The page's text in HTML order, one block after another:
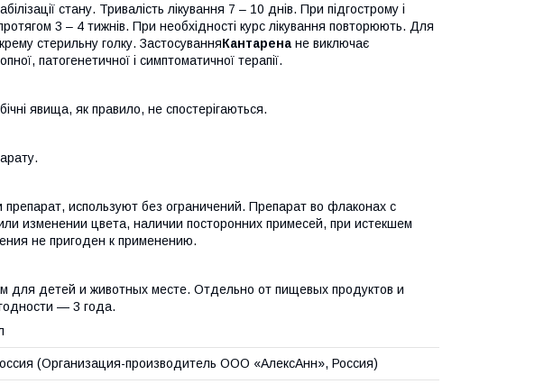
стану. Тривалість лікування 7 – 10 днів. При підгострому і
3 – 4 тижнів. При необхідності курс лікування повторюють. Для
стерильну голку. ЗастосуванняКантарена не виключає
патогенетичної і симптоматичної терапії.
явища, як правило, не спостерігаються.
используют без ограничений. Препарат во флаконах с
изменении цвета, наличии посторонних примесей, при истекшем
не пригоден к применению.
для детей и животных месте. Отдельно от пищевых продуктов и
— 3 года.
(Организация-производитель ООО «АлексАнн», Россия)